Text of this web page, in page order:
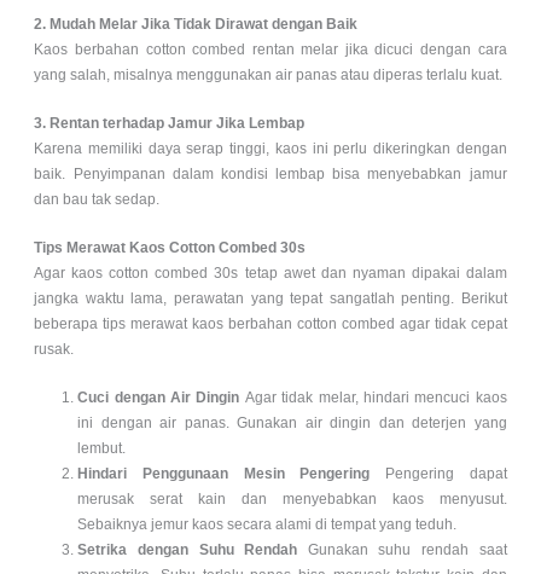
2. Mudah Melar Jika Tidak Dirawat dengan Baik
Kaos berbahan cotton combed rentan melar jika dicuci dengan cara
yang salah, misalnya menggunakan air panas atau diperas terlalu kuat.
3. Rentan terhadap Jamur Jika Lembap
Karena memiliki daya serap tinggi, kaos ini perlu dikeringkan dengan
baik. Penyimpanan dalam kondisi lembap bisa menyebabkan jamur
dan bau tak sedap.
Tips Merawat Kaos Cotton Combed 30s
Agar kaos cotton combed 30s tetap awet dan nyaman dipakai dalam
jangka waktu lama, perawatan yang tepat sangatlah penting. Berikut
beberapa tips merawat kaos berbahan cotton combed agar tidak cepat
rusak.
Cuci dengan Air Dingin Agar tidak melar, hindari mencuci kaos
ini dengan air panas. Gunakan air dingin dan deterjen yang
lembut.
Hindari Penggunaan Mesin Pengering
Pengering dapat
merusak serat kain dan menyebabkan kaos menyusut.
Sebaiknya jemur kaos secara alami di tempat yang teduh.
Setrika dengan Suhu Rendah
Gunakan suhu rendah saat